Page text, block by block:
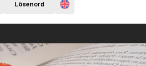
Lösenord Engelska